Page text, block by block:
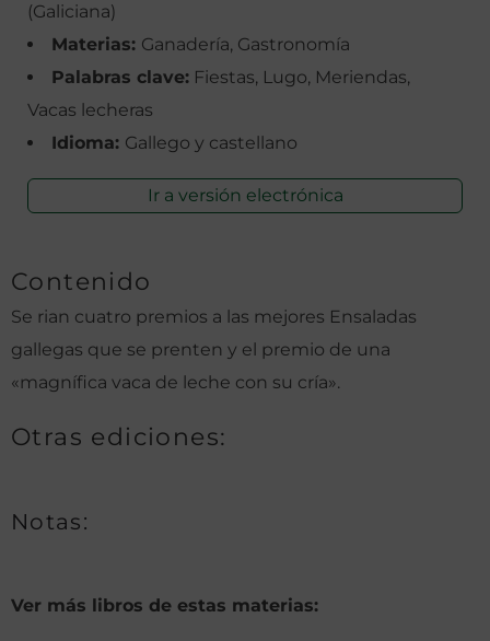
(Galiciana)
Materias: Ganadería, Gastronomía
Palabras clave: Fiestas, Lugo, Meriendas,
Vacas lecheras
Idioma: Gallego y castellano
Ir a versión electrónica
Contenido
Se rian cuatro premios a las mejores Ensaladas
gallegas que se prenten y el premio de una
«magnífica vaca de leche con su cría».
Otras ediciones:
Notas:
Ver más libros de estas materias: